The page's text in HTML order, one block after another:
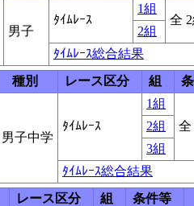
男子
ﾀｲﾑﾚｰｽ
1組
全
2組
ﾀｲﾑﾚｰｽ総合結果
種別 レース区分 組
男子中学
ﾀｲﾑﾚｰｽ
1組
全
2組
3組
ﾀｲﾑﾚｰｽ総合結果
レース区分 組
条件等